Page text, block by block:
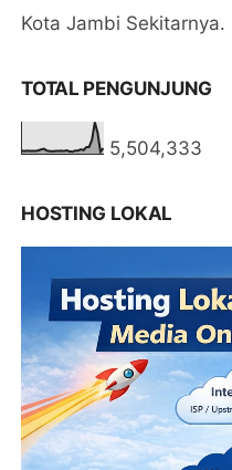
Kota Jambi Sekitarnya.
TOTAL PENGUNJUNG
5,504,333
HOSTING LOKAL